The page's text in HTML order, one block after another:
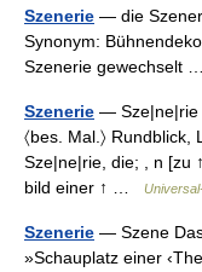
Szenerie — die
Synonym:
Szenerie gewechselt
Szenerie — Sze|ne|rie
〈bes. Mal.〉
Sze|ne|rie, die; , n [zu
bild einer ↑ …
Szenerie — Szene
»Schauplatz einer